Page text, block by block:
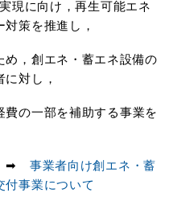
現に向け，再生可能エネ
策を推進し，
め，創エネ・蓄エネ設備の
対し，
費の一部を補助する事業を
➡ 事業者向け創エネ・蓄
付事業について